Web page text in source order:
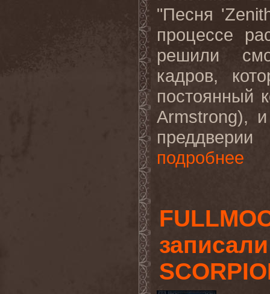
"Песня '
процессе
решили
кадров,
постоянный
Armstrong), и
подробнее